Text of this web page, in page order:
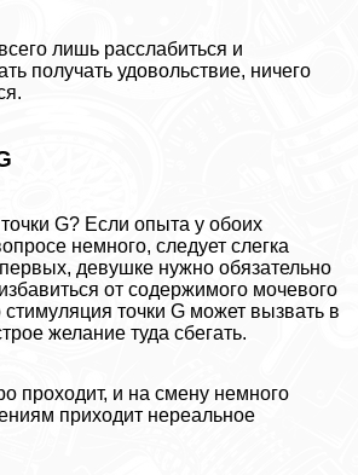
лишь расслабиться и
получать удовольствие, ничего
G? Если опыта у обоих
немного, следует слегка
дeвyшке нужно обязательно
от содержимого мочевого
точки G может вызвать в
желание туда сбегать.
проходит, и на смену немного
приходит нереальное